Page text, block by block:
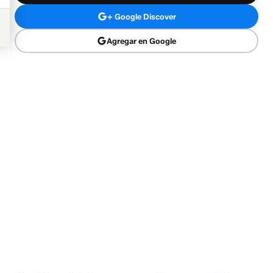
+ Google Discover
Agregar en Google